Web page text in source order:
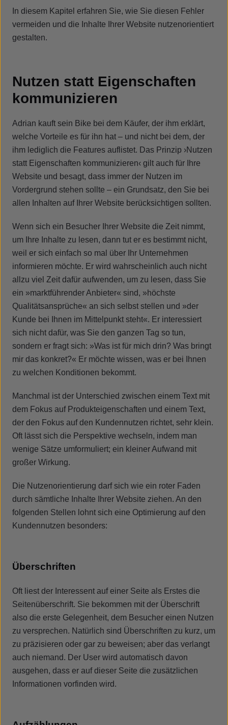
In diesem Kapitel erfahren Sie, wie Sie diesen Fehler
vermeiden und die Inhalte Ihrer Website nutzenorientiert
gestalten.
Nutzen statt Eigenschaften
kommunizieren
Adrian kauft sein Bike bei dem Käufer, der ihm erklärt,
welche Vorteile es für ihn hat – und nicht bei dem, der
ihm lediglich die Features auflistet. Das Prinzip ›Nutzen
statt Eigenschaften kommunizieren‹ gilt auch für Ihre
Website und besagt, dass immer der Nutzen im
Vordergrund stehen sollte – ein Grundsatz, den Sie bei
allen Inhalten auf Ihrer Website berücksichtigen sollten.
Wenn sich ein Besucher Ihrer Website die Zeit nimmt,
um Ihre Inhalte zu lesen, dann tut er es bestimmt nicht,
weil er sich einfach so mal über Ihr Unternehmen
informieren möchte. Er wird wahrscheinlich auch nicht
allzu viel Zeit dafür aufwenden, um zu lesen, dass Sie
ein »marktführender Anbieter« sind, »höchste
Qualitätsansprüche« an sich selbst stellen und »der
Kunde bei Ihnen im Mittelpunkt steht«. Er interessiert
sich nicht dafür, was Sie den ganzen Tag so tun,
sondern er fragt sich: »Was ist für mich drin? Was bringt
mir das konkret?« Er möchte wissen, was er bei Ihnen
zu welchen Konditionen bekommt.
Manchmal ist der Unterschied zwischen einem Text mit
dem Fokus auf Produkteigenschaften und einem Text,
der den Fokus auf den Kundennutzen richtet, sehr klein.
Oft lässt sich die Perspektive wechseln, indem man
wenige Sätze umformuliert; ein kleiner Aufwand mit
großer Wirkung.
Die Nutzenorientierung darf sich wie ein roter Faden
durch sämtliche Inhalte Ihrer Website ziehen. An den
folgenden Stellen lohnt sich eine Optimierung auf den
Kundennutzen besonders:
Überschriften
Oft liest der Interessent auf einer Seite als Erstes die
Seitenüberschrift. Sie bekommen mit der Überschrift
also die erste Gelegenheit, dem Besucher einen Nutzen
zu versprechen. Natürlich sind Überschriften zu kurz, um
zu präzisieren oder gar zu beweisen; aber das verlangt
auch niemand. Der User wird automatisch davon
ausgehen, dass er auf dieser Seite die zusätzlichen
Informationen vorfinden wird.